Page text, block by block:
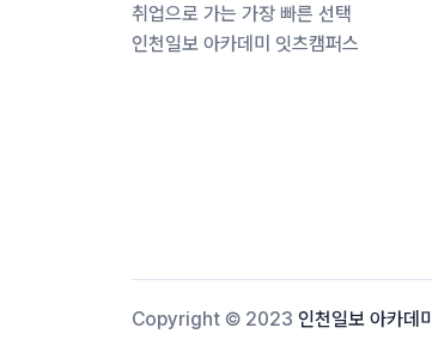
취업으로 가는 가장 빠른 선택
인천일보 아카데미 잇츠캠퍼스
Copyright © 2023 인천일보 아카데미